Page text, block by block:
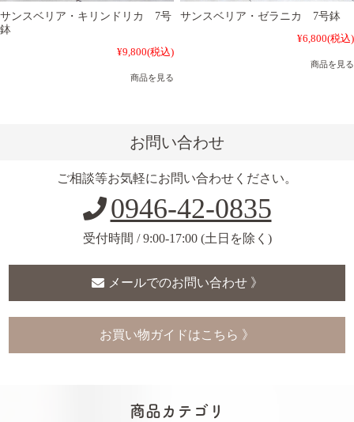
サンスベリア・キリンドリカ 7号
鉢
¥9,800(税込)
商品を見る
サンスベリア・ゼラニカ 7号鉢
¥6,800(税込)
商品を見る
お問い合わせ
ご相談等お気軽にお問い合わせください。
0946-42-0835
受付時間 / 9:00-17:00 (土日を除く)
メールでのお問い合わせ 》
お買い物ガイドはこちら 》
商品カテゴリ